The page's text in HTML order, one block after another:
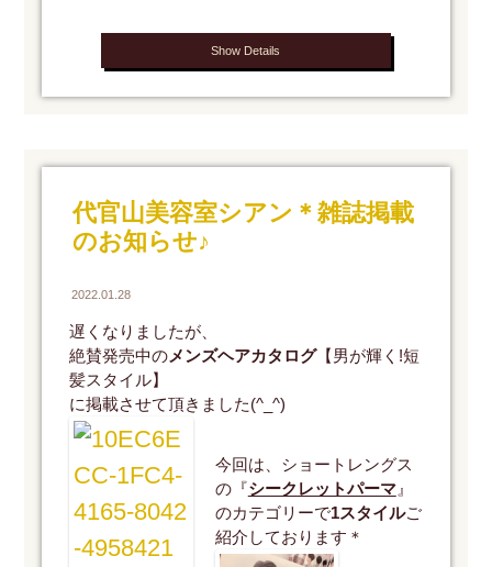
Show Details
代官山美容室シアン＊雑誌掲載
のお知らせ♪
2022.01.28
遅くなりましたが、
絶賛発売中のメンズヘアカタログ【男が輝く!短
髪スタイル】
に掲載させて頂きました(^_^)
今回は、ショートレングス
の『シークレットパーマ』
のカテゴリーで1スタイルご
紹介しております＊